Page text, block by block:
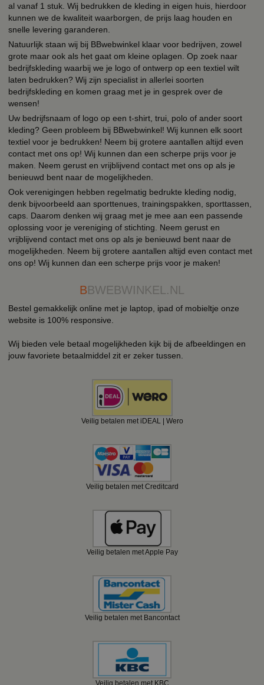
al vanaf 1 stuk. Wij bedrukken de kleding in eigen huis, hierdoor
kunnen we de kwaliteit waarborgen, de prijs laag houden en
snelle levering garanderen.
Natuurlijk staan wij bij BBwebwinkel klaar voor bedrijven, zowel
grote maar ook als het gaat om kleine oplagen. Op zoek naar
bedrijfskleding waarbij we je logo of ontwerp op een textiel wilt
laten bedrukken? Wij zijn specialist in allerlei soorten
bedrijfskleding en komen graag met je in gesprek over de
wensen!
Uw bedrijfsnaam of logo op een t-shirt, trui, polo of ander soort
kleding? Geen probleem bij BBwebwinkel! Wij kunnen elk soort
textiel voor je bedrukken! Neem bij grotere aantallen altijd even
contact met ons op! Wij kunnen dan een scherpe prijs voor je
maken. Neem gerust en vrijblijvend contact met ons op als je
benieuwd bent naar de mogelijkheden.
Ook verenigingen hebben regelmatig bedrukte kleding nodig,
denk bijvoorbeeld aan sporttenues, trainingspakken, sporttassen,
caps. Daarom denken wij graag met je mee aan een passende
oplossing voor je vereniging of stichting. Neem gerust en
vrijblijvend contact met ons op als je benieuwd bent naar de
mogelijkheden. Neem bij grotere aantallen altijd even contact met
ons op! Wij kunnen dan een scherpe prijs voor je maken!
BBWEBWINKEL.NL
Bestel gemakkelijk online met je laptop, ipad of mobieltje onze
website is 100% responsive.
Wij bieden vele betaal mogelijkheden kijk bij de afbeeldingen en
jouw favoriete betaalmiddel zit er zeker tussen.
Veilig betalen met iDEAL | Wero
Veilig betalen met Creditcard
Veilig betalen met Apple Pay
Veilig betalen met Bancontact
Veilig betalen met KBC